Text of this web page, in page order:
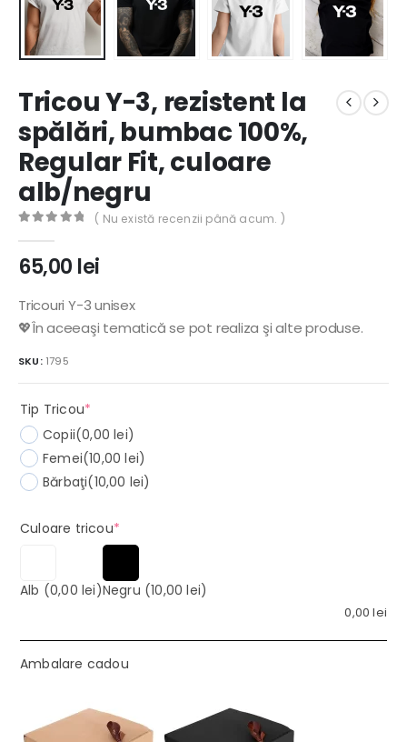
Tricou Y-3, rezistent la
spălări, bumbac 100%,
Regular Fit, culoare
alb/negru
( Nu există recenzii până acum. )
65,00 lei
Tricouri Y-3 unisex
💖În aceeaşi tematică se pot realiza şi alte produse.
SKU: 1795
Tip Tricou*
Copii(0,00 lei)
Femei(10,00 lei)
Bărbaţi(10,00 lei)
Culoare tricou*(required)
Alb (0,00 lei)Negru (10,00 lei)
0,00lei
Ambalare cadou